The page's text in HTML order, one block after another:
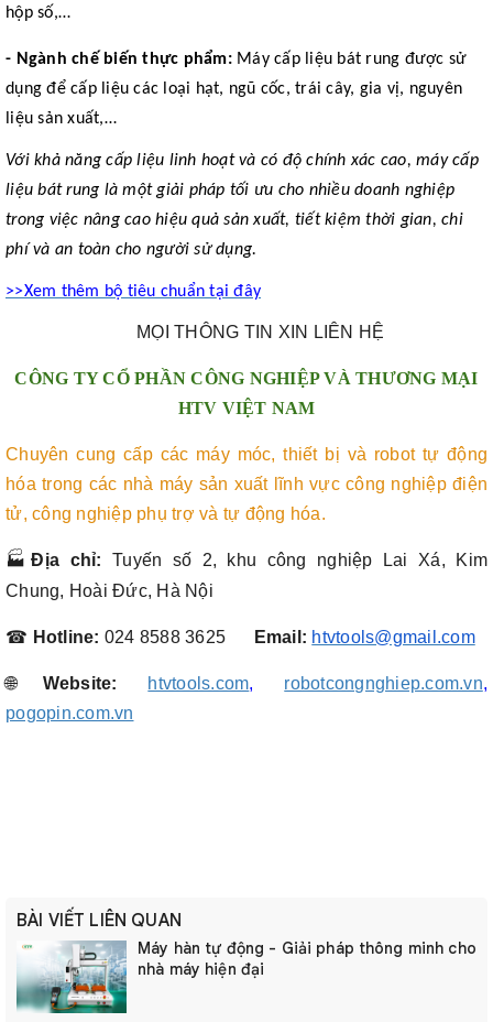
hộp số,…
- Ngành chế biến thực phẩm: Máy cấp liệu bát rung được sử
dụng để cấp liệu các loại hạt, ngũ cốc, trái cây, gia vị, nguyên
liệu sản xuất,…
Với khả năng cấp liệu linh hoạt và có độ chính xác cao, máy cấp
liệu bát rung là một giải pháp tối ưu cho nhiều doanh nghiệp
trong việc nâng cao hiệu quả sản xuất, tiết kiệm thời gian, chi
phí và an toàn cho người sử dụng.
>>Xem thêm bộ tiêu chuẩn tại đây
MỌI THÔNG TIN XIN LIÊN HỆ
CÔNG TY CỔ PHẦN CÔNG NGHIỆP VÀ THƯƠNG MẠI
HTV VIỆT NAM
Chuyên cung cấp các máy móc, thiết bị và robot tự động
hóa trong các nhà máy sản xuất lĩnh vực công nghiệp điện
tử, công nghiệp phụ trợ và tự động hóa.
🏭Địa chỉ: Tuyến số 2, khu công nghiệp Lai Xá, Kim
Chung, Hoài Đức, Hà Nội
☎︎ Hotline: 024 8588 3625 Email: htvtools@gmail.com
🌐 Website: htvtools.com, robotcongnghiep.com.vn,
pogopin.com.vn
BÀI VIẾT LIÊN QUAN
Máy hàn tự động - Giải pháp thông minh cho
nhà máy hiện đại